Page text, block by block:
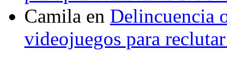
Camila en Delincuencia
videojuegos para